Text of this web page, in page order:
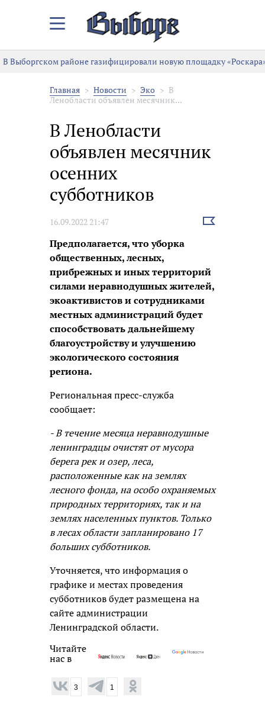
Закрыть/
меню
В Выборгском районе газифицировали новую площадку «Роскара»
Главная Новости Эко
В
Ленобласти объявлен месячник...
В Ленобласти
объявлен месячник
осенних
субботников
16.09.2022 21:47
Выбрать
Предполагается, что уборка
общественных, лесных,
прибрежных и иных территорий
силами неравнодушных жителей,
экоактивистов и сотрудниками
местных администраций будет
способствовать дальнейшему
благоустройству и улучшению
экологического состояния
региона.
Региональная пресс-служба
сообщает:
- В течение месяца неравнодушные
ленинградцы очистят от мусора
берега рек и озер, леса,
расположенные как на землях
лесного фонда, на особо охраняемых
природных территориях, так и на
землях населенных пунктов. Только
в лесах области запланировано 17
больших субботников.
Уточняется, что информация о
графике и местах проведения
субботников будет размещена на
сайте администрации
Ленинградской области.
Читайте
нас в
3 1